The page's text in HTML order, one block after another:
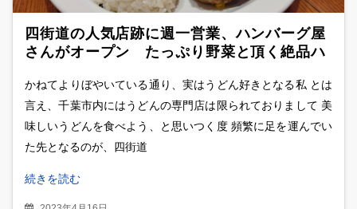
四街道の人気店跡に週一営業、ハンバーグ屋
さんがオープン たっぷり野菜と頂く絶品ハ
かねてよりぼやいている通り、実はうどん好きとなる私 とは
言え、千葉市内にはうどんの専門店は限られておりまして 美
味しいうどんを食べよう、と思いつく度 頻繁に足を運んでい
た先となるのが、四街道
続きを読む